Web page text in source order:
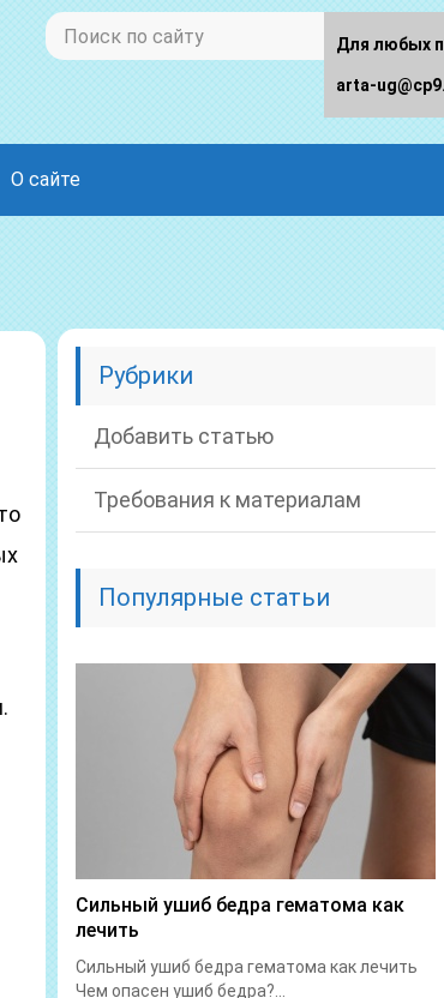
О сайте
Рубрики
Добавить статью
Требования к материалам
Популярные статьи
Сильный ушиб бедра гематома как
лечить
Сильный ушиб бедра гематома как лечить
Чем опасен ушиб бедра?...
Для любых
arta-